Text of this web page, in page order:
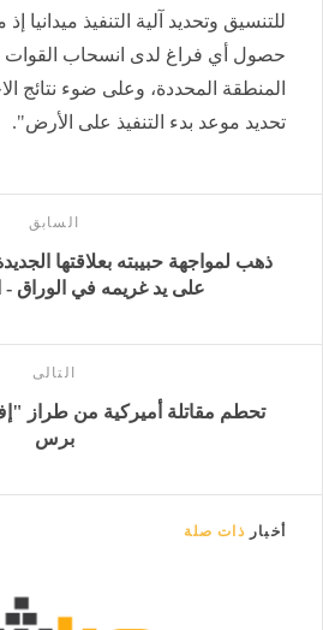
للتنسيق وتحديد آلية التنفيذ
حصول أي فراغ لدى انسحاب القوات
المنطقة المحددة، وعلى ضوء نتائج
تحديد موعد بدء التنفيذ على الأرض".
السابق
ذهب لمواجهة حبيبته بعلاقتها
على يد غريمه في الوراق -
التالى
برس
أخبار ذات صلة